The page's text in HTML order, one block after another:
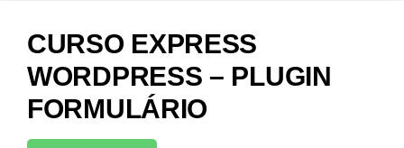
CURSO EXPRESS
WORDPRESS – PLUGIN
FORMULÁRIO